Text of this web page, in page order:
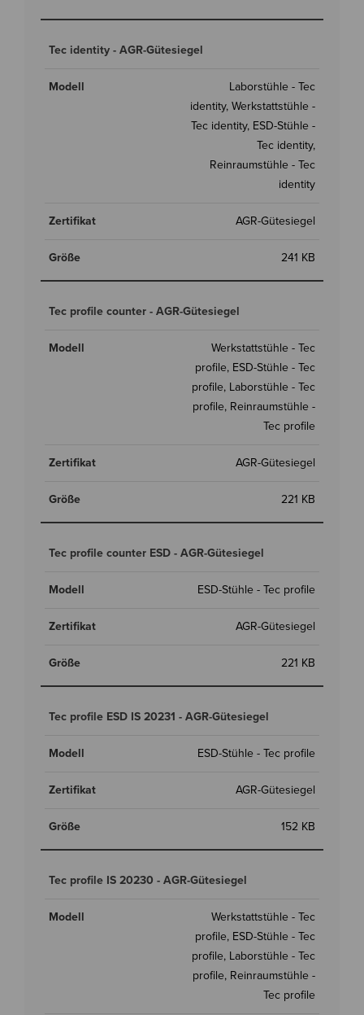
Tec identity - AGR-Gütesiegel
Laborstühle - Tec
identity, Werkstattstühle -
Tec identity, ESD-Stühle -
Tec identity,
Reinraumstühle - Tec
identity
AGR-Gütesiegel
241 KB
Tec profile counter - AGR-Gütesiegel
Werkstattstühle - Tec
profile, ESD-Stühle - Tec
profile, Laborstühle - Tec
profile, Reinraumstühle -
Tec profile
AGR-Gütesiegel
221 KB
Tec profile counter ESD - AGR-Gütesiegel
ESD-Stühle - Tec profile
AGR-Gütesiegel
221 KB
Tec profile ESD IS 20231 - AGR-Gütesiegel
ESD-Stühle - Tec profile
AGR-Gütesiegel
152 KB
Tec profile IS 20230 - AGR-Gütesiegel
Werkstattstühle - Tec
profile, ESD-Stühle - Tec
profile, Laborstühle - Tec
profile, Reinraumstühle -
Tec profile